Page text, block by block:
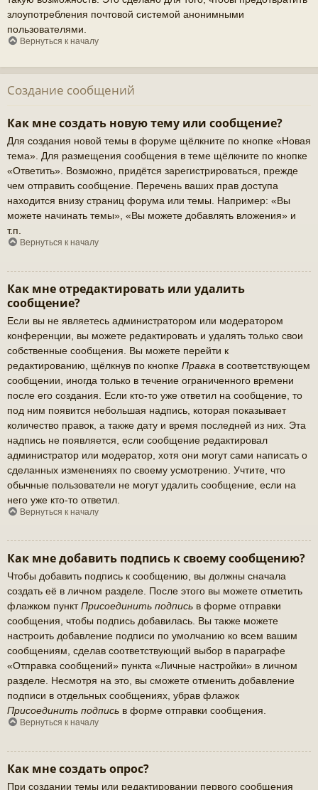
злоупотребления почтовой системой анонимными
пользователями.
Вернуться к началу
Создание сообщений
Как мне создать новую тему или сообщение?
Для создания новой темы в форуме щёлкните по кнопке «Новая
тема». Для размещения сообщения в теме щёлкните по кнопке
«Ответить». Возможно, придётся зарегистрироваться, прежде
чем отправить сообщение. Перечень ваших прав доступа
находится внизу страниц форума или темы. Например: «Вы
можете начинать темы», «Вы можете добавлять вложения» и
т.п.
Вернуться к началу
Как мне отредактировать или удалить
сообщение?
Если вы не являетесь администратором или модератором
конференции, вы можете редактировать и удалять только свои
собственные сообщения. Вы можете перейти к
редактированию, щёлкнув по кнопке Правка в соответствующем
сообщении, иногда только в течение ограниченного времени
после его создания. Если кто-то уже ответил на сообщение, то
под ним появится небольшая надпись, которая показывает
количество правок, а также дату и время последней из них. Эта
надпись не появляется, если сообщение редактировал
администратор или модератор, хотя они могут сами написать о
сделанных изменениях по своему усмотрению. Учтите, что
обычные пользователи не могут удалить сообщение, если на
него уже кто-то ответил.
Вернуться к началу
Как мне добавить подпись к своему сообщению?
Чтобы добавить подпись к сообщению, вы должны сначала
создать её в личном разделе. После этого вы можете отметить
флажком пунктПрисоединить подпись в форме отправки
сообщения, чтобы подпись добавилась. Вы также можете
настроить добавление подписи по умолчанию ко всем вашим
сообщениям, сделав соответствующий выбор в параграфе
«Отправка сообщений» пункта «Личные настройки» в личном
разделе. Несмотря на это, вы сможете отменить добавление
подписи в отдельных сообщениях, убрав флажок
Присоединить подпись в форме отправки сообщения.
Вернуться к началу
Как мне создать опрос?
При создании темы или редактировании первого сообщения